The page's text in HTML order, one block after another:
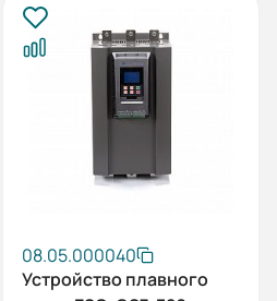
08.05.000040
Устройство плавного